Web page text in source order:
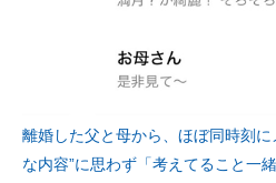
離婚した父と母から、ほぼ同時刻
な内容”に思わず「考えてること一